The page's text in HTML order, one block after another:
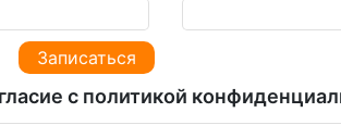
с политикой